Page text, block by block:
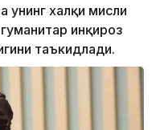
халқи мисли
инқироз
таъкидлади.